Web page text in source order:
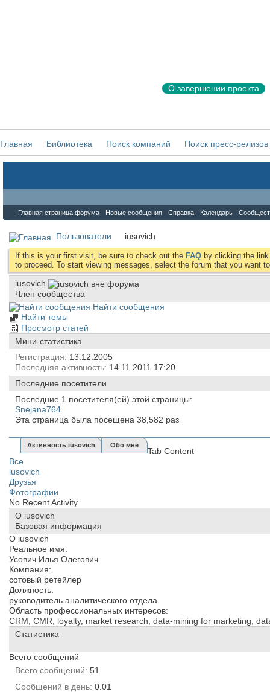
О завершении проекта
Главная Библиотека Поиск компаний Поиск пресс-релизов
Главная страница форума Новые сообщения Справка Календарь
Пользователи iusovich
If this is your first visit, be sure to check out the FAQ by clicking the
to proceed. To start viewing messages, select the forum that you want
iusovich
Член сообщества
Найти сообщения
Найти темы
Просмотр статей
Мини-статистика
Регистрация
13.12.2005
Последняя активность 14.11.2011 17:20
Последние посетители
Последние 1 посетителя(ей) этой страницы:
Snejana764
Эта страница была посещена 38,582 раз
Активность iusovich Обо мне
Tab Content
Все
iusovich
Друзья
Фотографии
No Recent Activity
О iusovich
Базовая информация
О iusovich
Реальное имя:
Усович Илья Олегович
Компания:
сотовый ретейлер
Должность:
руководитель аналитического отдела
Область профессиональных интересов:
CRM, CMR, loyalty, market research, data-mining for marketing,
Статистика
Всего сообщений
Всего сообщений 51
Сообщений в день 0.01